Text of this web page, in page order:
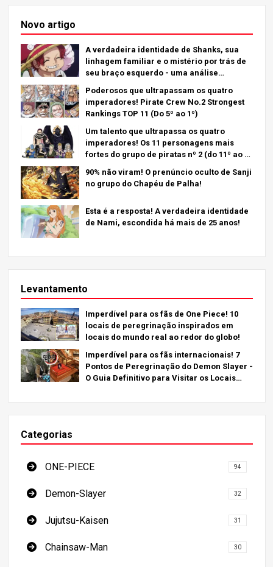
Novo artigo
A verdadeira identidade de Shanks, sua
linhagem familiar e o mistério por trás de
seu braço esquerdo - uma análise
Poderosos que ultrapassam os quatro
imperadores! Pirate Crew No.2 Strongest
Rankings TOP 11 (Do 5º ao 1º)
Um talento que ultrapassa os quatro
imperadores! Os 11 personagens mais
fortes do grupo de piratas nº 2 (do 11º ao 6º
90% não viram! O prenúncio oculto de Sanji
no grupo do Chapéu de Palha!
Esta é a resposta! A verdadeira identidade
de Nami, escondida há mais de 25 anos!
Levantamento
Imperdível para os fãs de One Piece! 10
locais de peregrinação inspirados em
locais do mundo real ao redor do globo!
Imperdível para os fãs internacionais! 7
Pontos de Peregrinação do Demon Slayer -
O Guia Definitivo para Visitar os Locais
Categorias
ONE-PIECE 94
Demon-Slayer 32
Jujutsu-Kaisen 31
Chainsaw-Man 30